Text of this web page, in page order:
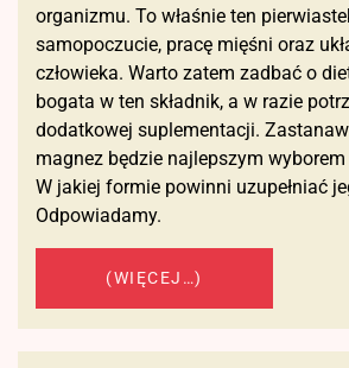
organizmu. To właśnie ten
samopoczucie, pracę mięśni oraz
człowieka. Warto zatem zadbać o
bogata w ten składnik, a w razie
dodatkowej suplementacji.
magnez będzie najlepszym
W jakiej formie powinni uzupełniać
Odpowiadamy.
(WIĘCEJ…)